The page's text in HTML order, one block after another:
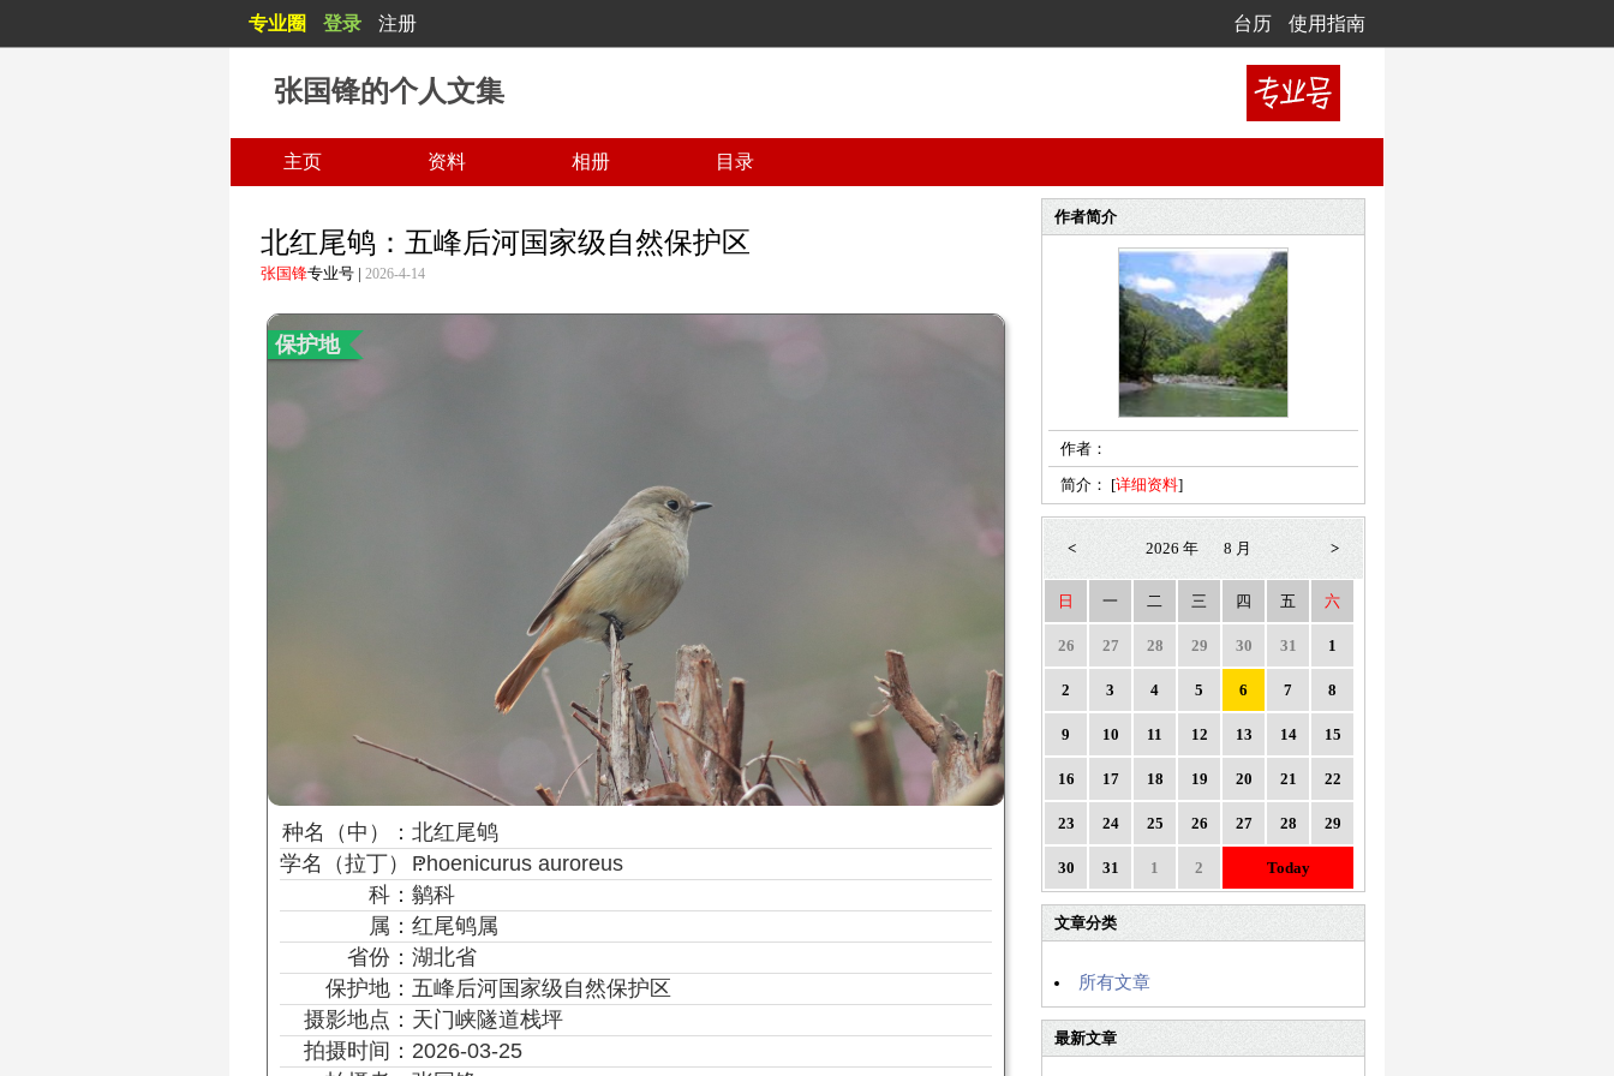
专业圈 登录 注册 台历 使用指南
张国锋的个人文集
主页 资料 相册 目录
北红尾鸲：五峰后河国家级自然保护区
张国锋专业号 | 2026-4-14
种名 （中） ： 北红尾鸲
学名
（拉丁） ：
Phoenicurus auroreus
科： 鹟科
属： 红尾鸲属
省份： 湖北省
保护地： 五峰后河国家级自然保护区
摄影地点： 天门峡隧道栈坪
拍摄时间： 2026-03-25
作者简介
作者：
简介： [详细资料]
< 2026 年 8 月 >
日 一 二 三 四 五 六
26 27 28 29 30 31 1
2 3 4 5 6 7 8
9 10 11 12 13 14 15
16 17 18 19 20 21 22
23 24 25 26 27 28 29
30 31 1 2 Today
文章分类
所有文章
最新文章